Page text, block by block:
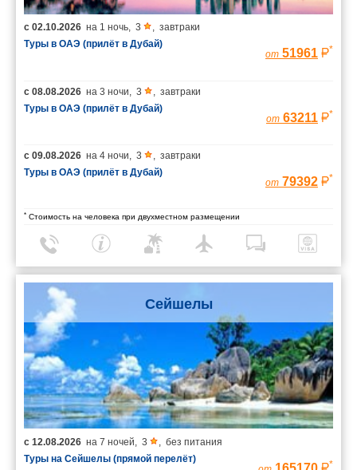
с 02.10.2026 на 1 ночь, 3 , завтраки
Туры в ОАЭ (прилёт в Дубай)
от 51961 *
с 08.08.2026 на 3 ночи, 3 , завтраки
Туры в ОАЭ (прилёт в Дубай)
от 63211 *
с 09.08.2026 на 4 ночи, 3 , завтраки
Туры в ОАЭ (прилёт в Дубай)
от 79392 *
* Стоимость на человека при двухместном размещении
Сейшелы
с 12.08.2026 на 7 ночей 3
без питания
Туры на Сейшелы (прямой перелёт)
*